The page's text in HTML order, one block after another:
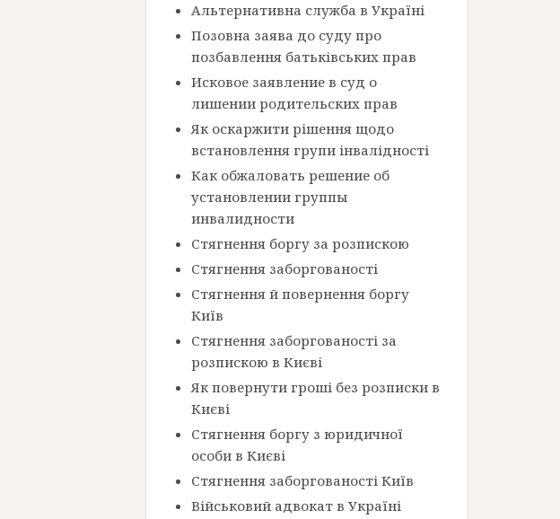
Альтернативна служба в Україні
Позовна заява до суду про
позбавлення батьківських прав
Исковое заявление в суд о
лишении родительских прав
Як оскаржити рішення щодо
встановлення групи інвалідності
Как обжаловать решение об
установлении группы
инвалидности
Стягнення боргу за розпискою
Стягнення заборгованості
Стягнення й повернення боргу
Київ
Стягнення заборгованості за
розпискою в Києві
Як повернути гроші без розписки в
Києві
Стягнення боргу з юридичної
особи в Києві
Стягнення заборгованості Київ
Військовий адвокат в Україні